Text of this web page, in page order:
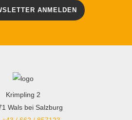
ANMELDEN
Krimpling 2
Wals bei Salzburg